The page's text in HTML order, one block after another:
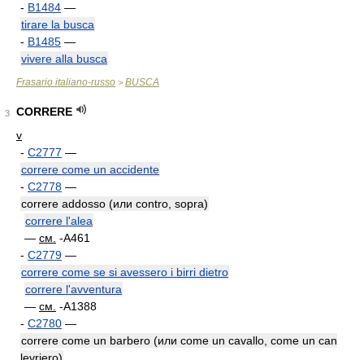
- B1484 —
tirare la busca
- B1485 —
vivere alla busca
Frasario italiano-russo > BUSCA
3
CORRERE
v
- C2777 —
correre come un accidente
- C2778 —
correre addosso (или contro, sopra)
correre l'alea
— см. -A461
- C2779 —
correre come se si avessero i birri dietro
correre l'avventura
— см. -A1388
- C2780 —
correre come un barbero (или come un cavallo, come un can